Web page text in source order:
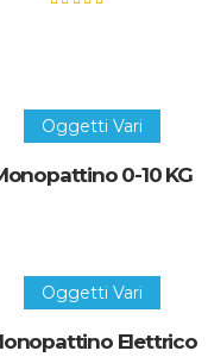
questo oggetto
Oggetti Vari
0-10 KG
questo oggetto
Oggetti Vari
Elettrico